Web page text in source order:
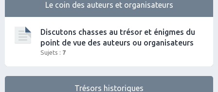
Le coin des auteurs et organisateurs
Discutons chasses au trésor et énigmes du
point de vue des auteurs ou organisateurs
Sujets : 7
Trésors historiques